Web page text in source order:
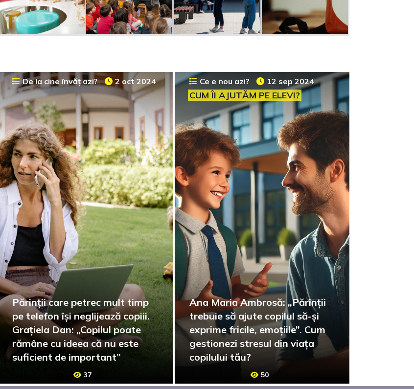
De la cine învăț azi? 2 oct 2024
Părinții care petrec mult timp
pe telefon își neglijează copiii.
Grațiela Dan: „Copilul poate
rămâne cu ideea că nu este
suficient de important”
37
Ce e nou azi? 12 sep 2024
CUM ÎI AJUTĂM PE ELEVI?
Ana Maria Ambrosă: „Părinții
trebuie să ajute copilul să-și
exprime fricile, emoțiile”. Cum
gestionezi stresul din viața
copilului tău?
50